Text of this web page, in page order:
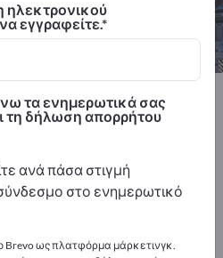
Κατασκευαστής
7
περιστροφής CNC
δωρεάν στο
προϊόντα
>> ξεκινήστε εδώ
ηλεκτρονικού
εγγραφείτε.
τα ενημερωτικά σας
τη δήλωση απορρήτου
ανά πάσα στιγμή
στο ενημερωτικό
Brevo ως πλατφόρμα μάρκετινγκ.